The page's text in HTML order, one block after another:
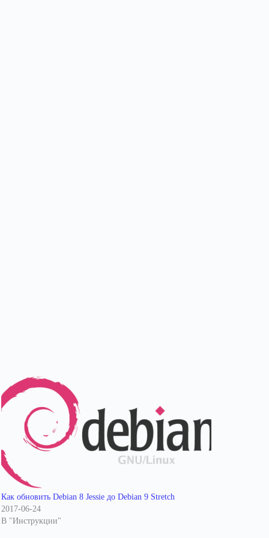
Как обновить Debian 8 Jessie до Debian 9 Stretch
2017-06-24
В "Инструкции"